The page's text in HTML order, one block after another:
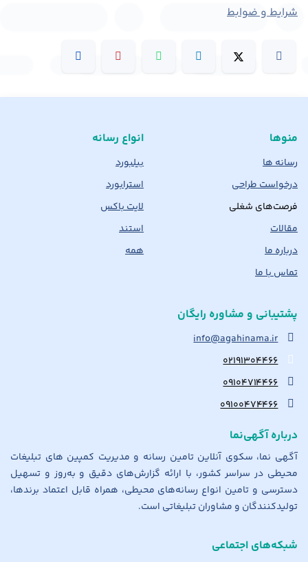
شرایط و ضوابط
منوها
رسانه ها
درخواست طراحی
فرصت‌های شغلی
مقالات
درباره ما
تماس با ما
انواع رسانه
بیلبورد
استرابورد
لایت باکس
استند
همه
پشتیبانی و مشاوره رایگان
info@agahinama.ir
۰۲۱۹۱۳۰۴۴۶۶
۰۹۱۰۴۷۱۴۴۶۶
۰۹۱۰۰۴۷۴۴۶۶
درباره آگهی‌نما
آگهی نما، سکوی آنلاین تامین رسانه و مدیریت کمپین های تبلیغات
محیطی در سراسر کشور، با ارائه گزارش‌های دقیق و به‌روز و تسهیل
دسترسی و تامین انواع رسانه‌های محیطی، همراه قابل اعتماد برندها،
تولیدکنندگان و مشاوران تبلیغاتی است.
شبکه‌های اجتماعی